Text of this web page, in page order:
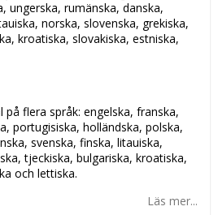
ungerska, rumänska, danska,
norska, slovenska, grekiska,
kroatiska, slovakiska, estniska,
på flera språk: engelska, franska,
portugisiska, holländska, polska,
svenska, finska, litauiska,
tjeckiska, bulgariska, kroatiska,
och lettiska.
Läs mer...